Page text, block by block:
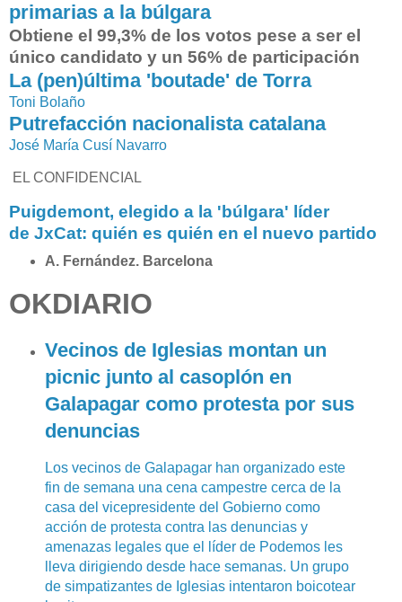
e
n
t
-
p
a
s
a
e
-
r
primarias a la búlgara
Obtiene el 99,3% de los votos pese a ser el
único candidato y un 56% de participación
La (pen)última 'boutade' de Torra
Toni Bolaño
Putrefacción nacionalista catalana
José María Cusí Navarro
EL CONFIDENCIAL
Puigdemont, elegido a la 'búlgara' líder
de JxCat: quién es quién en el nuevo partido
A. Fernández. Barcelona
OKDIARIO
Vecinos de Iglesias montan un
picnic junto al casoplón en
Galapagar como protesta por sus
denuncias
Los vecinos de Galapagar han organizado este
fin de semana una cena campestre cerca de la
casa del vicepresidente del Gobierno como
acción de protesta contra las denuncias y
amenazas legales que el líder de Podemos les
lleva dirigiendo desde hace semanas. Un grupo
de simpatizantes de Iglesias intentaron boicotear